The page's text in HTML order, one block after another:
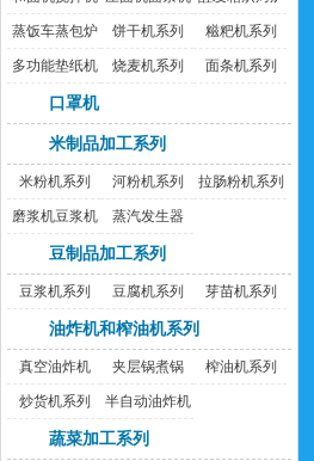
蒸饭车蒸包炉 饼干机系列 糍粑机系列
多功能垫纸机 烧麦机系列 面条机系列
口罩机
米制品加工系列
米粉机系列 河粉机系列 拉肠粉机系列
磨浆机豆浆机 蒸汽发生器
豆制品加工系列
豆浆机系列 豆腐机系列 芽苗机系列
油炸机和榨油机系列
真空油炸机 夹层锅煮锅 榨油机系列
炒货机系列 半自动油炸机
蔬菜加工系列